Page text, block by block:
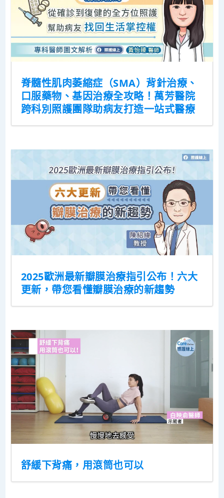
脊髓性肌肉萎縮症（SMA）背針治療、
口服藥物、基因治療全攻略！萬芳醫院
跨科別照護團隊助病友打造一站式醫療
2025歐洲最新瓣膜治療指引公布！六大
更新，帶您看懂瓣膜治療的新趨勢
舒緩下背痛，用滾筒也可以